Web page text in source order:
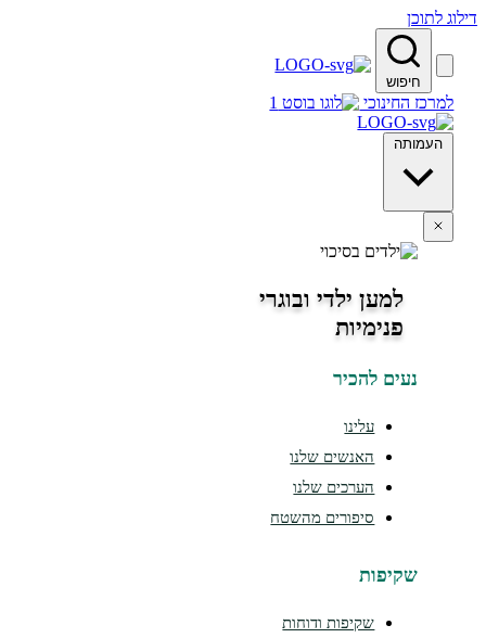
לתוכן
חיפוש
החינוכי
העמותה
למען ילדי ובוגרי
פנימיות
נעים להכיר
עלינו
האנשים שלנו
הערכים שלנו
סיפורים מהשטח
שקיפות
שקיפות ודוחות